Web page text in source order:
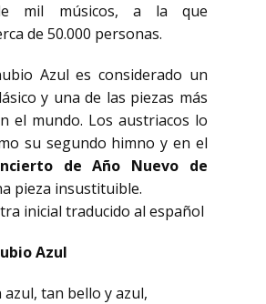
mil músicos, a la que
de 50.000 personas.
Azul es considerado un
y una de las piezas más
el mundo. Los austriacos lo
su segundo himno y en el
de Año Nuevo de
pieza insustituible.
inicial traducido al español
Azul
tan bello y azul,